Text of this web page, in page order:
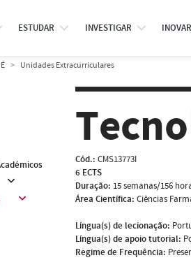
ESTUDAR INVESTIGAR INOVAR
Unidades Extracurriculares
Cód.: CMS13773I
6 ECTS
Duração: 15 semanas/156
Área Científica: Ciências
Língua(s) de lecionação:
Língua(s) de apoio tutorial:
Regime de Frequência: